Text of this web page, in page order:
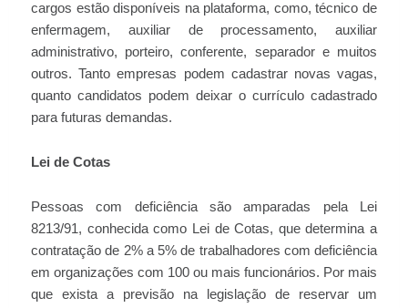
cargos estão disponíveis na plataforma, como, técnico de
enfermagem, auxiliar de processamento, auxiliar
administrativo, porteiro, conferente, separador e muitos
outros. Tanto empresas podem cadastrar novas vagas,
quanto candidatos podem deixar o currículo cadastrado
para futuras demandas.
Lei de Cotas
Pessoas com deficiência são amparadas pela Lei
8213/91, conhecida como Lei de Cotas, que determina a
contratação de 2% a 5% de trabalhadores com deficiência
em organizações com 100 ou mais funcionários. Por mais
que exista a previsão na legislação de reservar um